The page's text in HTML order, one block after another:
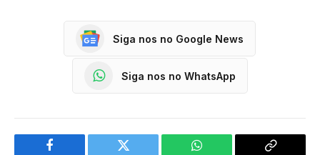
Siga nos no Google News
Siga nos no WhatsApp